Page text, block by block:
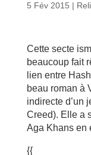
5 Fév 2015 |
Cette secte
beaucoup fait
lien entre
beau roman à
indirecte d’un
Creed). Elle a
Aga Khans en
{{